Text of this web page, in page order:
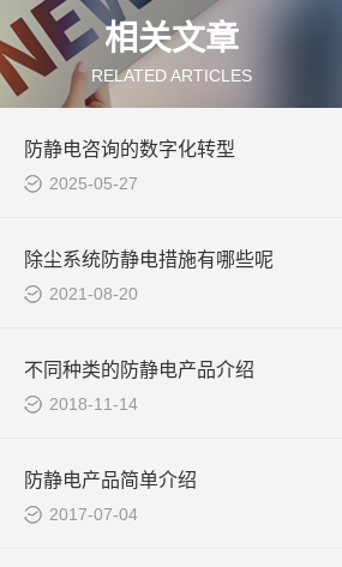
相关文章
RELATED ARTICLES
防静电咨询的数字化转型
2025-05-27
除尘系统防静电措施有哪些呢
2021-08-20
不同种类的防静电产品介绍
2018-11-14
防静电产品简单介绍
2017-07-04